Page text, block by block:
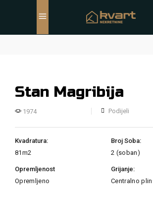
Stan Magribija
1974 Podijeli
Kvadratura:
81m2
Broj Soba:
2 (soban)
Opremljenost
Opremljeno
Grijanje:
Centralno